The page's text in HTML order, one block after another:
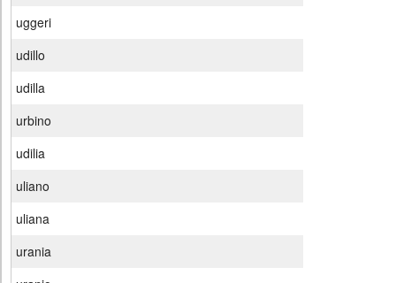
uggeri
udillo
udilla
urbino
udilia
uliano
uliana
urania